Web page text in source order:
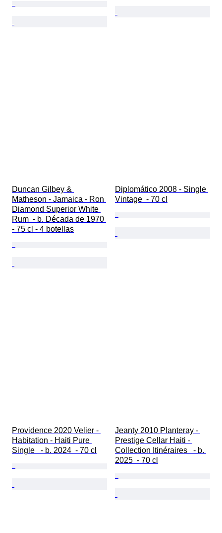
Duncan Gilbey &
Matheson - Jamaica - Ron
Diamond Superior White
Rum  - b. Década de 1970
- 75 cl - 4 botellas
Diplomático 2008 - Single
Vintage  - 70 cl
Providence 2020 Velier -
Habitation - Haiti Pure
Single   - b. 2024  - 70 cl
Jeanty 2010 Planteray -
Prestige Cellar Haiti -
Collection Itinéraires   - b.
2025  - 70 cl